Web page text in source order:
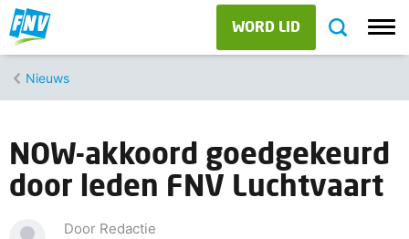
WORD LID
Nieuws
NOW-akkoord goedgekeurd
door leden FNV Luchtvaart
Door Redactie